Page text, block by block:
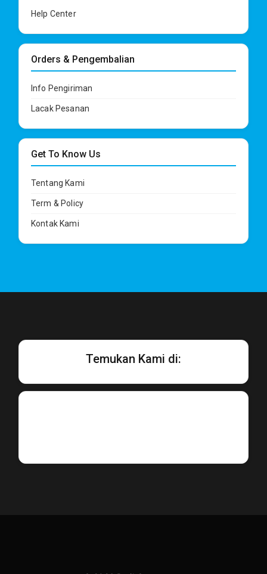
Help Center
Orders & Pengembalian
Info Pengiriman
Lacak Pesanan
Get To Know Us
Tentang Kami
Term & Policy
Kontak Kami
Temukan Kami di: